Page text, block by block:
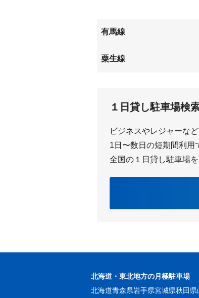
有馬線
北鈴蘭台
粟生線
１日貸し駐車場検
ビジネスやレジャーな
1日〜数日の短期間利用
全国の１日貸し駐車場
北海道・東北地方の月極駐車場
北海道青森県岩手県宮城県秋田県